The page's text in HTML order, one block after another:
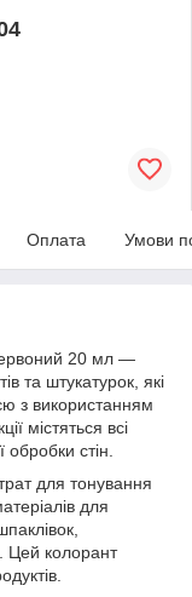
Оплата Умови
20 мл —
та штукатурок, які
з використанням
містяться всі
обробки стін.
для тонування
для
Цей колорант